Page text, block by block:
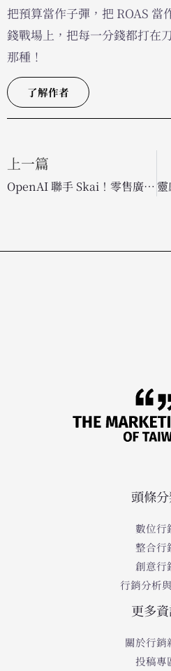
把預算當作子彈，把 ROAS 當
錢戰場上，把每一分錢都打在
那種！
了解作者
上一篇
OpenAI 聯手 Skai！零售廣告正式進駐 ChatGPT 搜尋生態系
頭條
數位行
整合行
創意行
行銷分析
更多
關於行銷
投稿專